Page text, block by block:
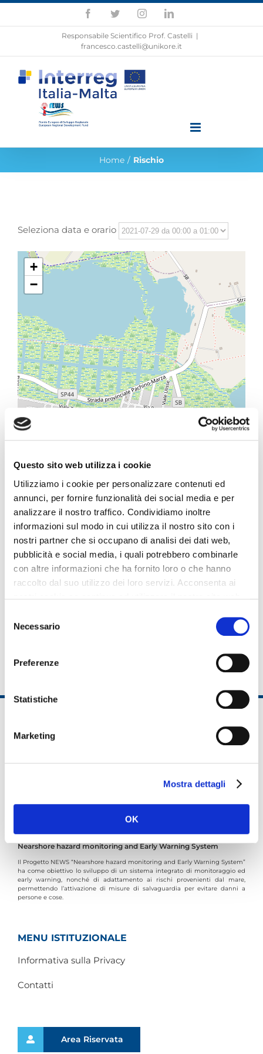
Questo sito web utilizza i cookie
Utilizziamo i cookie per personalizzare contenuti ed
annunci, per fornire funzionalità dei social media e per
analizzare il nostro traffico. Condividiamo inoltre
informazioni sul modo in cui utilizza il nostro sito con i
nostri partner che si occupano di analisi dei dati web,
pubblicità e social media, i quali potrebbero combinarle
con altre informazioni che ha fornito loro o che hanno
raccolto dal suo utilizzo dei loro servizi. Acconsenta ai
delNecessario
Preferenze
Statistiche
Marketing
Mostra dettagli
OK
Skip
FacebookTwitterInstagramLinkedIn
Responsabile Scientifico Prof. Castelli |
francesco.castelli@unikore.it
Home / Rischio
Seleziona data e orario
+
−
Nearshore hazard monitoring and Early Warning System
Il Progetto NEWS “Nearshore hazard monitoring and Early Warning System”
ha come obiettivo lo sviluppo di un sistema integrato di monitoraggio ed
early warning, nonché di adattamento ai rischi provenienti dal mare,
permettendo l’attivazione di misure di salvaguardia per evitare danni a
persone e cose.
MENU ISTITUZIONALE
Informativa sulla Privacy
Contatti
Area Riservata